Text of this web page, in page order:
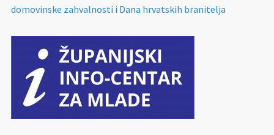
domovinske zahvalnosti i Dana hrvatskih branitelja